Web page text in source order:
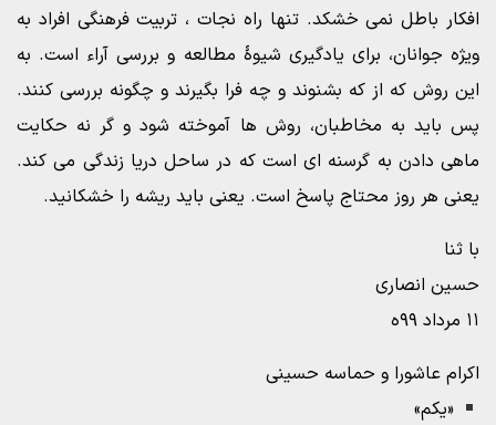
افکار باطل نمی خشکد. تنها راه نجات ، تربیت فرهنگی افراد به
ویژه جوانان، برای یادگیری شیوۀ مطالعه و بررسی آراء است. به
این روش که از که بشنوند و چه فرا بگیرند و چگونه بررسی کنند.
پس باید به مخاطبان، روش ها آموخته شود و گر نه حکایت
ماهی دادن به گرسنه ای است که در ساحل دریا زندگی می کند.
یعنی هر روز محتاج پاسخ است. یعنی باید ریشه را خشکانید.
با ثنا
حسین انصاری
۱۱ مرداد ۹۹ه
اکرام عاشورا و حماسه حسینی
«یکم»